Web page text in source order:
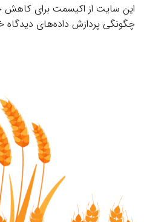
این سایت از اکیسمت برای کاهش
چگونگی پردازش داده‌های دیدگاه